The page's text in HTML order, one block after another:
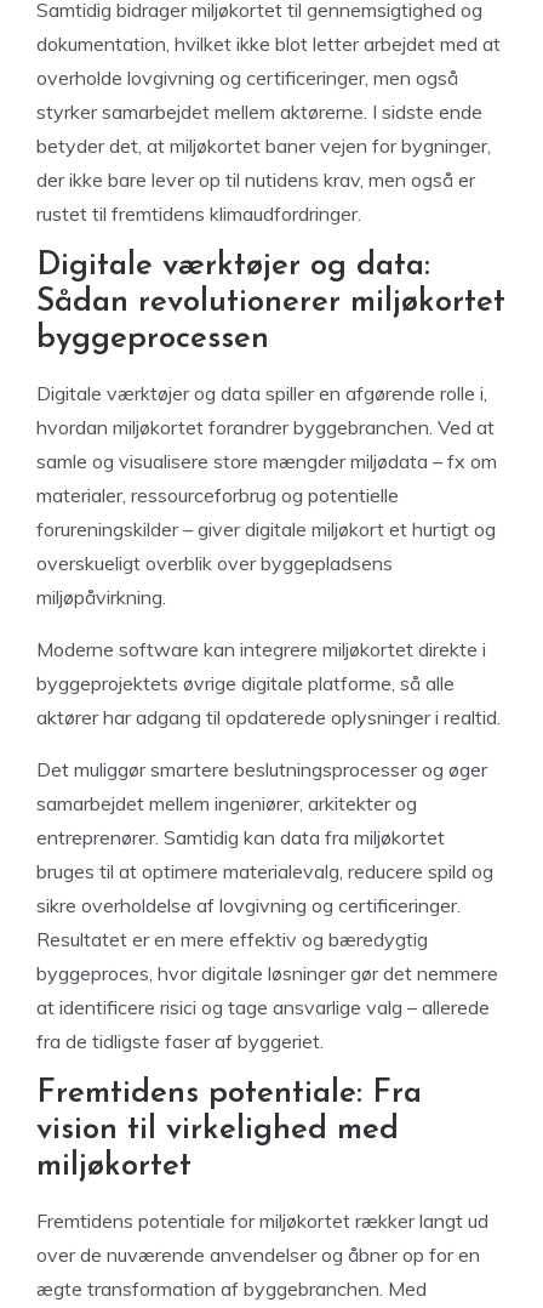
Samtidig bidrager miljøkortet til gennemsigtighed og
dokumentation, hvilket ikke blot letter arbejdet med at
overholde lovgivning og certificeringer, men også
styrker samarbejdet mellem aktørerne. I sidste ende
betyder det, at miljøkortet baner vejen for bygninger,
der ikke bare lever op til nutidens krav, men også er
rustet til fremtidens klimaudfordringer.
Digitale værktøjer og data:
Sådan revolutionerer miljøkortet
byggeprocessen
Digitale værktøjer og data spiller en afgørende rolle i,
hvordan miljøkortet forandrer byggebranchen. Ved at
samle og visualisere store mængder miljødata – fx om
materialer, ressourceforbrug og potentielle
forureningskilder – giver digitale miljøkort et hurtigt og
overskueligt overblik over byggepladsens
miljøpåvirkning.
Moderne software kan integrere miljøkortet direkte i
byggeprojektets øvrige digitale platforme, så alle
aktører har adgang til opdaterede oplysninger i realtid.
Det muliggør smartere beslutningsprocesser og øger
samarbejdet mellem ingeniører, arkitekter og
entreprenører. Samtidig kan data fra miljøkortet
bruges til at optimere materialevalg, reducere spild og
sikre overholdelse af lovgivning og certificeringer.
Resultatet er en mere effektiv og bæredygtig
byggeproces, hvor digitale løsninger gør det nemmere
at identificere risici og tage ansvarlige valg – allerede
fra de tidligste faser af byggeriet.
Fremtidens potentiale: Fra
vision til virkelighed med
miljøkortet
Fremtidens potentiale for miljøkortet rækker langt ud
over de nuværende anvendelser og åbner op for en
ægte transformation af byggebranchen. Med